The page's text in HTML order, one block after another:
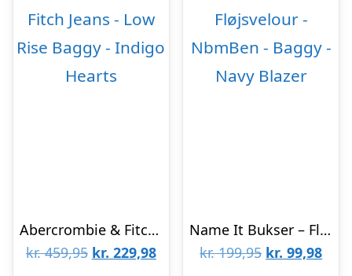
Abercrombie & Fitch Jeans – Low Rise Baggy – Indigo Hearts
kr.459,95 Den
kr. 229,98Den
Name It Bukser – Fløjsvelour – NbmBen – Baggy – Navy Blazer
kr.199,95 Den
kr. 99,98Den